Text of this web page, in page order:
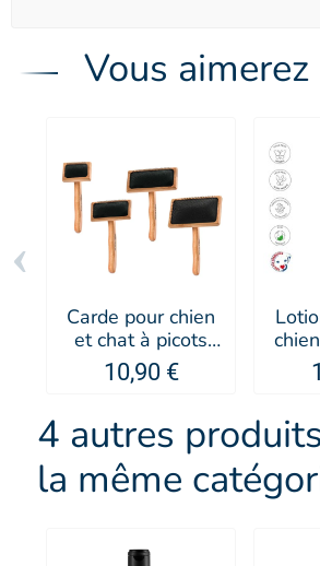
Vous aimerez
Carde pour chien
et chat à picots
protégés Romeo -
Artero
10,90 €
‹
4 autres
la même